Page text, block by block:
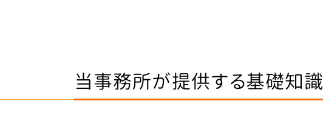
当事務所が提供する基礎知識